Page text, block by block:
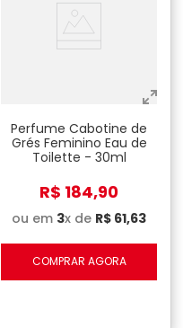
Perfume Cabotine de
Grés Feminino Eau de
Toilette - 30ml
R$ 184,90
ou em 3x de R$ 61,63
COMPRAR AGORA